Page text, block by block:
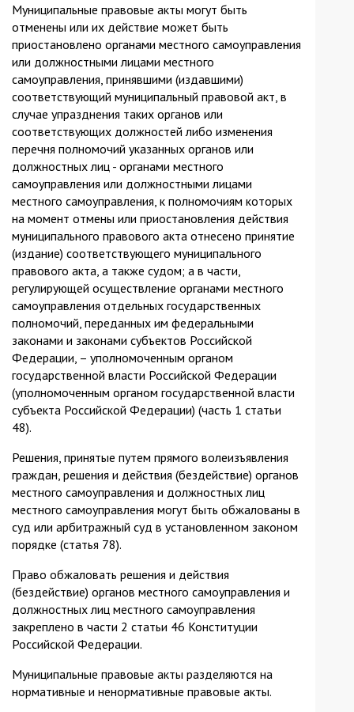
Муниципальные правовые акты могут быть
отменены или их действие может быть
приостановлено органами местного самоуправления
или должностными лицами местного
самоуправления, принявшими (издавшими)
соответствующий муниципальный правовой акт, в
случае упразднения таких органов или
соответствующих должностей либо изменения
перечня полномочий указанных органов или
должностных лиц - органами местного
самоуправления или должностными лицами
местного самоуправления, к полномочиям которых
на момент отмены или приостановления действия
муниципального правового акта отнесено принятие
(издание) соответствующего муниципального
правового акта, а также судом; а в части,
регулирующей осуществление органами местного
самоуправления отдельных государственных
полномочий, переданных им федеральными
законами и законами субъектов Российской
Федерации, – уполномоченным органом
государственной власти Российской Федерации
(уполномоченным органом государственной власти
субъекта Российской Федерации) (часть 1 статьи
48).
Решения, принятые путем прямого волеизъявления
граждан, решения и действия (бездействие) органов
местного самоуправления и должностных лиц
местного самоуправления могут быть обжалованы в
суд или арбитражный суд в установленном законом
порядке (статья 78).
Право обжаловать решения и действия
(бездействие) органов местного самоуправления и
должностных лиц местного самоуправления
закреплено в части 2 статьи 46 Конституции
Российской Федерации.
Муниципальные правовые акты разделяются на
нормативные и ненормативные правовые акты.